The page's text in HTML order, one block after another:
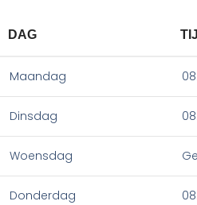
DAG
Maandag
Dinsdag
Woensdag
Donderdag